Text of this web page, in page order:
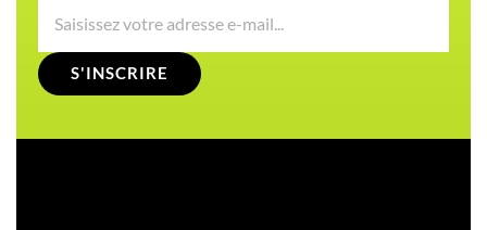
S'INSCRIRE